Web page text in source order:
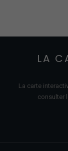
LA
La carte
consulter